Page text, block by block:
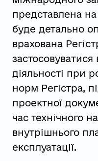
представлена на
буде детально
врахована
діяльності при
норм Регістра,
проектної
час технічного
внутрішнього
експлуатації.